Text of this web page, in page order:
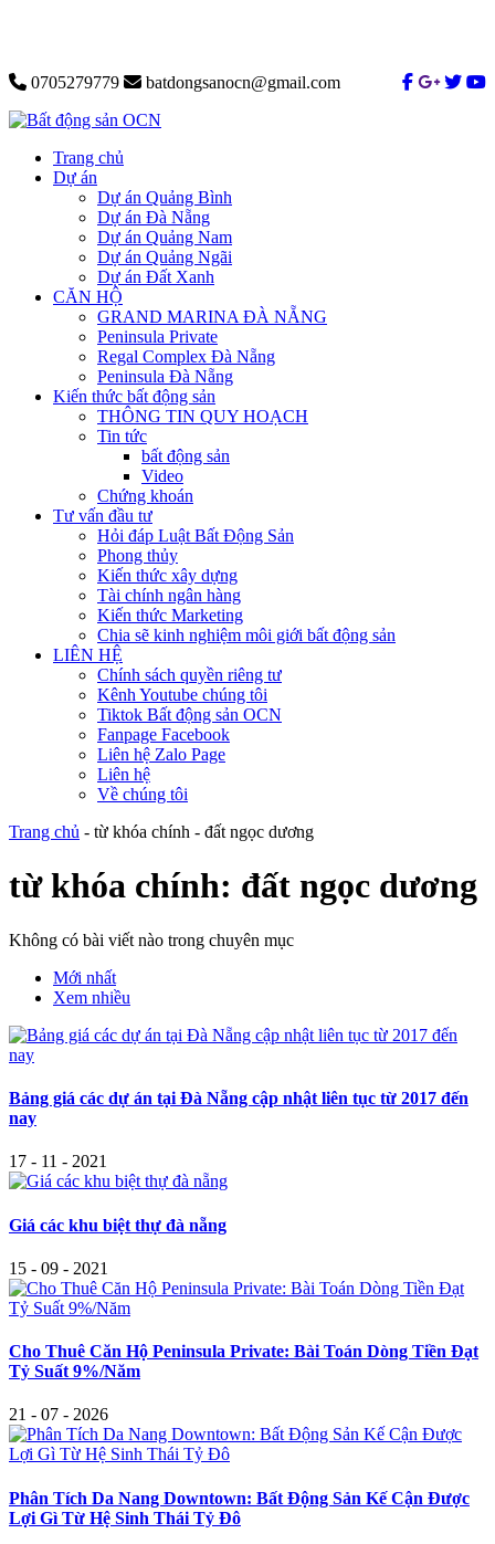
0705279779 batdongsanocn@gmail.com
Trang chủ
Dự án
Dự án Quảng Bình
Dự án Đà Nẵng
Dự án Quảng Nam
Dự án Quảng Ngãi
Dự án Đất Xanh
CĂN HỘ
GRAND MARINA ĐÀ NẴNG
Peninsula Private
Regal Complex Đà Nẵng
Peninsula Đà Nẵng
Kiến thức bất động sản
THÔNG TIN QUY HOẠCH
Tin tức
bất động sản
Video
Chứng khoán
Tư vấn đầu tư
Hỏi đáp Luật Bất Động Sản
Phong thủy
Kiến thức xây dựng
Tài chính ngân hàng
Kiến thức Marketing
Chia sẽ kinh nghiệm môi giới bất động sản
LIÊN HỆ
Chính sách quyền riêng tư
Kênh Youtube chúng tôi
Tiktok Bất động sản OCN
Fanpage Facebook
Liên hệ Zalo Page
Liên hệ
Về chúng tôi
Trang chủ - từ khóa chính - đất ngọc dương
từ khóa chính: đất ngọc dương
Không có bài viết nào trong chuyên mục
Mới nhất
Xem nhiều
Bảng giá các dự án tại Đà Nẵng cập nhật liên tục từ 2017 đến
nay
17 - 11 - 2021
Giá các khu biệt thự đà nẵng
15 - 09 - 2021
Cho Thuê Căn Hộ Peninsula Private: Bài Toán Dòng Tiền Đạt
Tỷ Suất 9%/Năm
21 - 07 - 2026
Phân Tích Da Nang Downtown: Bất Động Sản Kế Cận Được
Lợi Gì Từ Hệ Sinh Thái Tỷ Đô